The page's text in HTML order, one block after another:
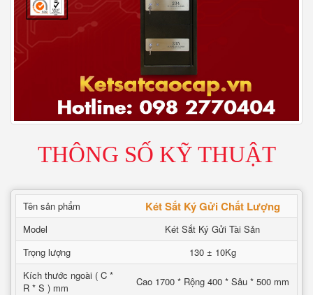
THÔNG SỐ KỸ THUẬT
Tên sản phẩm Két Sắt Ký Gửi Chất Lượng
Model
Két Sắt Ký Gửi Tài Sản
Trọng lượng
130 ± 10Kg
Kích thước ngoài ( C *
R * S ) mm
Cao 1700 * Rộng 400 * Sâu * 500 mm